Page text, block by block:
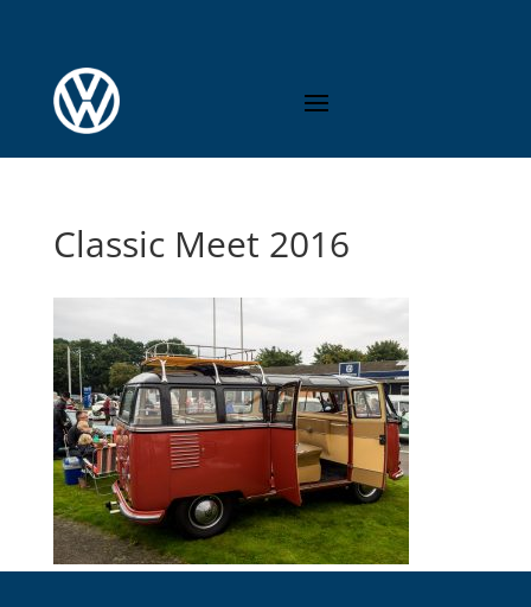
Classic Meet 2016